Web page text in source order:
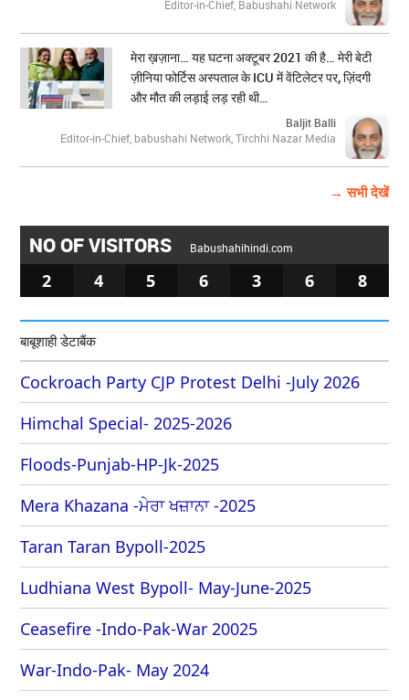
Editor-in-Chief, Babushahi Network
मेरा ख़ज़ाना… यह घटना अक्टूबर 2021 की है… मेरी बेटी
ज़ीनिया फोर्टिस अस्पताल के ICU में वेंटिलेटर पर, ज़िंदगी
और मौत की लड़ाई लड़ रही थी…
Baljit Balli
Editor-in-Chief, babushahi Network, Tirchhi Nazar Media
→ सभी देखें
NO OF VISITORS Babushahihindi.com
2 4 5 6 3 6 8
बाबूशाही डेटाबैंक
Cockroach Party CJP Protest Delhi -July 2026
Himchal Special- 2025-2026
Floods-Punjab-HP-Jk-2025
Mera Khazana -ਮੇਰਾ ਖਜ਼ਾਨਾ -2025
Taran Taran Bypoll-2025
Ludhiana West Bypoll- May-June-2025
Ceasefire -Indo-Pak-War 20025
War-Indo-Pak- May 2024